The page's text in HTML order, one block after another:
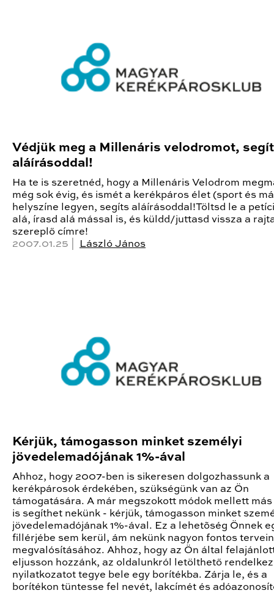
Védjük meg a Millenáris velodromot,
aláírásoddal!
Ha te is szeretnéd, hogy a Millenáris Velodrom
még sok évig, és ismét a kerékpáros élet (sport és
helyszíne legyen, segíts aláírásoddal!Töltsd le a
alá, írasd alá mással is, és küldd/juttasd vissza a
szereplő címre!
2007.01.25 |
László János
Kérjük, támogasson minket személyi
jövedelemadójának 1%-ával
Ahhoz, hogy 2007-ben is sikeresen dolgozhassunk a
kerékpárosok érdekében, szükségünk van az Ön
támogatására. A már megszokott módok mellett más
is segíthet nekünk - kérjük, támogasson minket
jövedelemadójának 1%-ával. Ez a lehetõség Önnek
fillérjébe sem kerül, ám nekünk nagyon fontos
megvalósításához. Ahhoz, hogy az Ön által
eljusson hozzánk, az oldalunkról letölthető
nyilatkozatot tegye bele egy borítékba. Zárja le, és a
borítékon tüntesse fel nevét, lakcímét és